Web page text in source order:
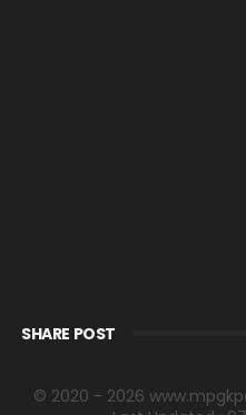
SHARE POST
© 2020 - 2026